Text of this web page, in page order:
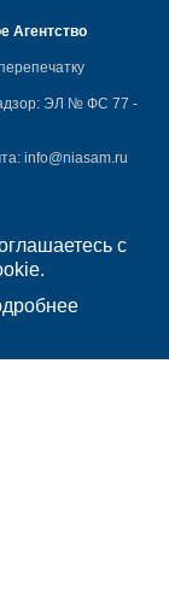
с
Агентство
ЭЛ № ФС 77 -
info@niasam.ru